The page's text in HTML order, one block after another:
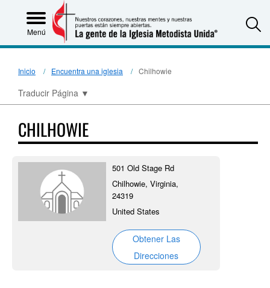
Menú
Inicio Encuentra una iglesia Chilhowie
Traducir Página ▼
CHILHOWIE
501 Old Stage Rd
Chilhowie, Virginia,
24319
United States
Obtener Las
Direcciones